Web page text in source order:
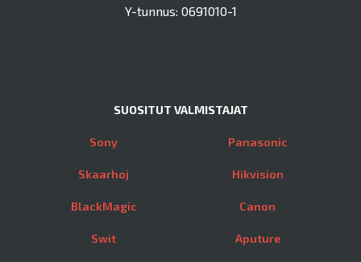
Y-tunnus: 0691010-1
SUOSITUT VALMISTAJAT
Sony
Skaarhoj
BlackMagic
Swit
Panasonic
Hikvision
Canon
Aputure